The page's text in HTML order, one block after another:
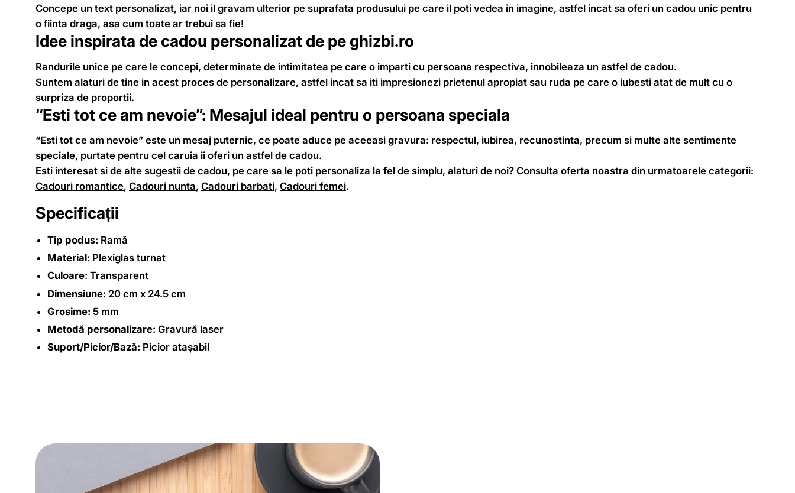
Concepe un text personalizat, iar noi il gravam ulterior pe suprafata produsului pe care il poti vedea in imagine, astfel incat sa oferi un cadou unic pentru
o fiinta draga, asa cum toate ar trebui sa fie!
Idee inspirata de cadou personalizat de pe ghizbi.ro
Randurile unice pe care le concepi, determinate de intimitatea pe care o imparti cu persoana respectiva, innobileaza un astfel de cadou.
Suntem alaturi de tine in acest proces de personalizare, astfel incat sa iti impresionezi prietenul apropiat sau ruda pe care o iubesti atat de mult cu o
surpriza de proportii.
“Esti tot ce am nevoie”: Mesajul ideal pentru o persoana speciala
“Esti tot ce am nevoie” este un mesaj puternic, ce poate aduce pe aceeasi gravura: respectul, iubirea, recunostinta, precum si multe alte sentimente
speciale, purtate pentru cel caruia ii oferi un astfel de cadou.
Esti interesat si de alte sugestii de cadou, pe care sa le poti personaliza la fel de simplu, alaturi de noi? Consulta oferta noastra din urmatoarele categorii:
Cadouri romantice, Cadouri nunta, Cadouri barbati, Cadouri femei.
Specificații
Tip podus: Ramă
Material: Plexiglas turnat
Culoare: Transparent
Dimensiune: 20 cm x 24.5 cm
Grosime: 5 mm
Metodă personalizare: Gravură laser
Suport/Picior/Bază: Picior atașabil